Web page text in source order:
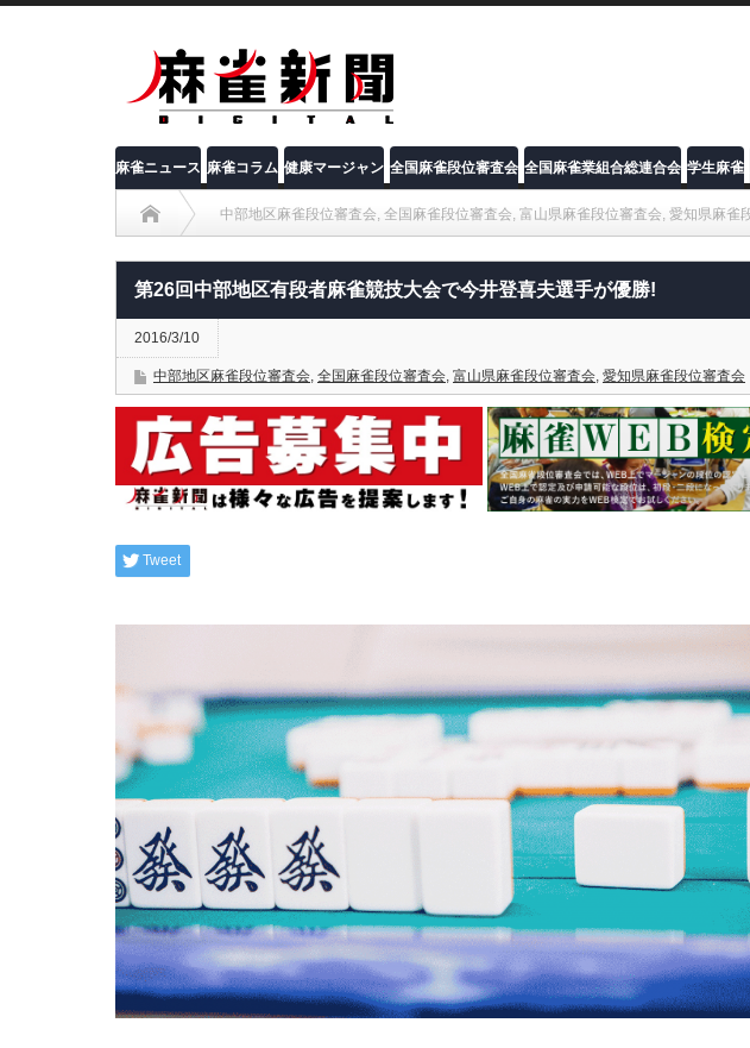
麻雀ニュース 麻雀コラム 健康マージャン 全国麻雀段位審査会 全国麻雀業組合総連合会 学生麻雀
中部地区麻雀段位審査会, 全国麻雀段位審査会, 富山県麻雀段位審査会, 愛知県麻雀
第26回中部地区有段者麻雀競技大会で今井登喜夫選手が優勝!
第26回中部地区有段者麻雀競技大会で今井登喜夫選手が優勝!
2016/3/10
中部地区麻雀段位審査会, 全国麻雀段位審査会, 富山県麻雀段位審査会, 愛知県麻雀段位審査会
Tweet